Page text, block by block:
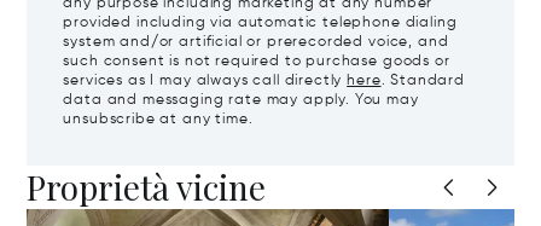
any purpose including marketing at any number
provided including via automatic telephone dialing
system and/or artificial or prerecorded voice, and
such consent is not required to purchase goods or
services as I may always call directly here. Standard
data and messaging rate may apply. You may
unsubscribe at any time.
Proprietà vicine